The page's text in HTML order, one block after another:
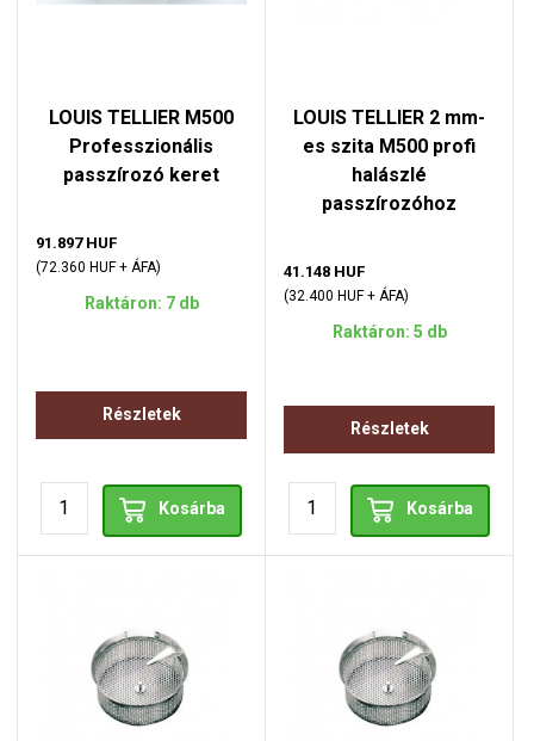
LOUIS TELLIER M500
Professzionális
passzírozó keret
91.897 HUF
(72.360 HUF + ÁFA)
Raktáron: 7 db
Részletek
Kosárba
LOUIS TELLIER 2 mm-
es szita M500 profi
halászlé
passzírozóhoz
41.148 HUF
(32.400 HUF + ÁFA)
Raktáron: 5 db
Részletek
Kosárba